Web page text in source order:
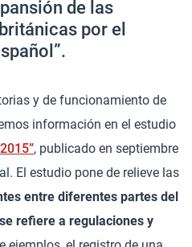
de las
por el
y de funcionamiento de
información en el estudio
, publicado en septiembre
El estudio pone de relieve las
entre diferentes partes del
refiere a regulaciones y